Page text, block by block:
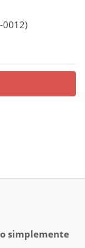
simplemente